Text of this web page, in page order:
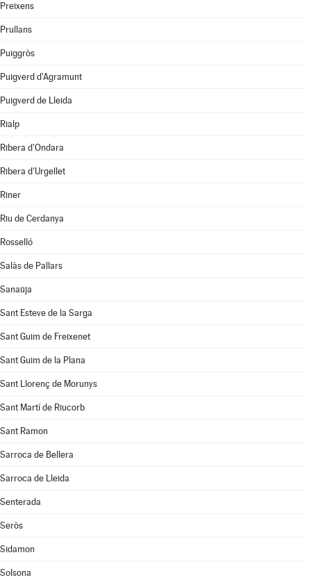
Preixens
Prullans
Puiggròs
Puigverd d'Agramunt
Puigverd de Lleida
Rialp
Ribera d'Ondara
Ribera d'Urgellet
Riner
Riu de Cerdanya
Rosselló
Salàs de Pallars
Sanaüja
Sant Esteve de la Sarga
Sant Guim de Freixenet
Sant Guim de la Plana
Sant Llorenç de Morunys
Sant Martí de Riucorb
Sant Ramon
Sarroca de Bellera
Sarroca de Lleida
Senterada
Seròs
Sidamon
Solsona